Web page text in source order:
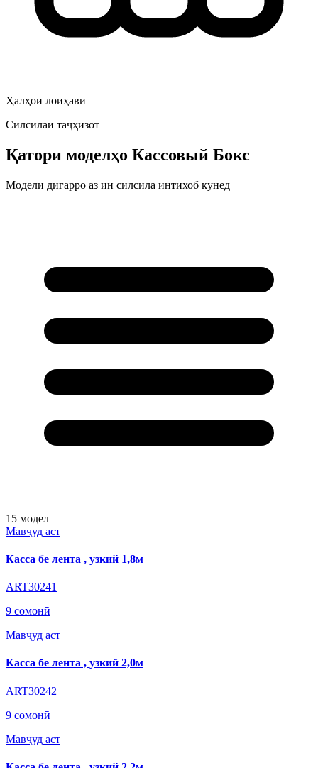
Ҳалҳои лоиҳавӣ
Силсилаи таҷҳизот
Қатори моделҳо Кассовый Бокс
Модели дигарро аз ин силсила интихоб кунед
15 модел
Мавҷуд аст
Касса бе лента , узкий 1,8м
ART30241
9 сомонӣ
Мавҷуд аст
Касса бе лента , узкий 2,0м
ART30242
9 сомонӣ
Мавҷуд аст